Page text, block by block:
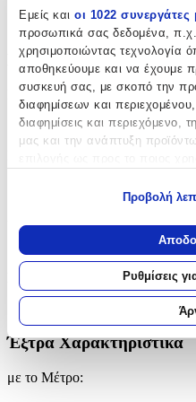
Εμείς και οι 1022 συνεργάτες
προσωπικά σας δεδομένα, π.χ.
χρησιμοποιώντας τεχνολογία
αποθηκεύουμε και να έχουμε
συσκευή σας, με σκοπό την
διαφημίσεων και περιεχομένου,
διαφημίσεις και περιεχόμενο,
μας και την ανάπτυξη
Να συλλέξουμε
σας τοποθεσία, οι οποίες
απόσταση μερικών μέτρων
Να αναγνωρίσουμε τη
για συγκεκριμένα
Μάθετε περισσότερα σχετικά
προσωπικών σας δεδομένων και
ανακαλέσετε τη συγκατάθεσή
Προβολή
Ρυθμίσεις
HomeMarkt
Βασικά Χαρακτηριστικά
Ποιότητα:
Συνθετικό
Έξτρα Χαρακτηριστικά
με το Μέτρο: